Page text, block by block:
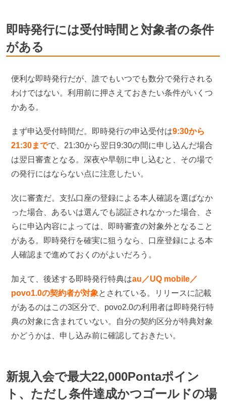
即時発行には受付時間と対象者の条件
がある
便利な即時発行だが、誰でもいつでも数分で発行される
わけではない。利用前に押さえておきたい条件がいくつ
かある。
まず申込受付時間だ。即時発行の申込受付は9:30から
21:30までで、21:30から翌日9:30の間に申し込んだ場合
は翌日審査となる。深夜や早朝に申し込むと、その場で
の発行にはならない点に注意したい。
次に審査だ。支払口座の登録による本人確認を選ばなか
った場合、あるいは選んでも認証されなかった場合、さ
らに申込内容によっては、即時審査の対象外となること
がある。即時発行を確実に狙うなら、口座登録による本
人確認まで進めておくのがよいだろう。
加えて、後述する即時発行特典はau／UQ mobile／
povo1.0の契約者が対象とされている。リリースに記載
があるのはこの3区分で、povo2.0の利用者は即時発行特
典の対象に含まれていない。自分の契約区分が特典対象
かどうかは、申し込み前に確認しておきたい。
新規入会で最大22,000Pontaポイン
ト、ただし条件達成かつゴールドの場